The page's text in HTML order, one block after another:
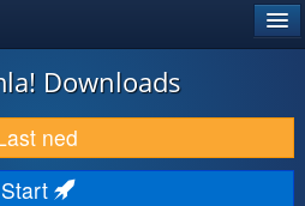
Downloads
ned
Start